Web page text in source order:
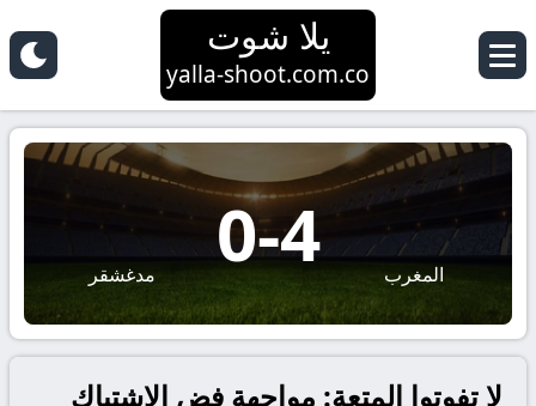
يلا شوت
yalla-shoot.com.co
المغرب 4
-
0 مدغشقر
لا تفوتوا المتعة: مواجهة فض الاشتباك